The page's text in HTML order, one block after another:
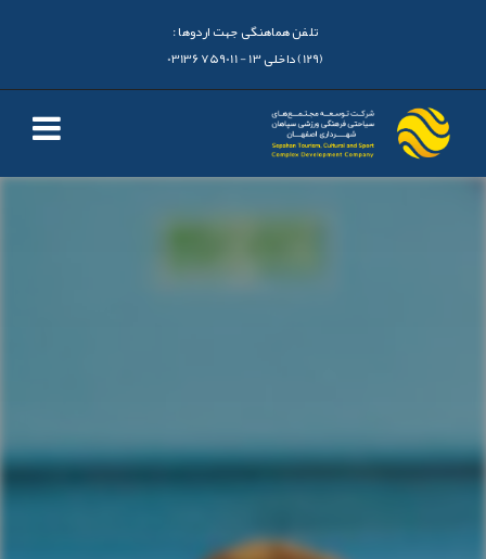
تلفن هماهنگی جهت اردوها :